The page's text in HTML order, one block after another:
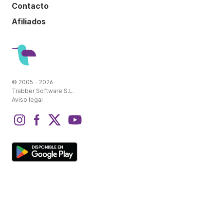
Contacto
Afiliados
© 2005 - 2026
Trabber Software S.L.
Aviso legal